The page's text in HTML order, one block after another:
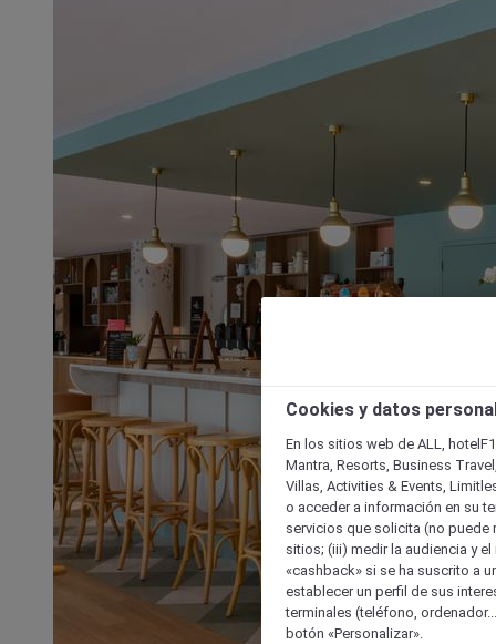
Cookies y datos
En los sitios web de ALL,
Mantra, Resorts, Business
Villas, Activities & Events,
o acceder a información en su
servicios que solicita (no puede
sitios; (iii) medir la audiencia y
«cashback» si se ha suscrito a
establecer un perfil de sus
terminales (teléfono,
botón «Personalizar».